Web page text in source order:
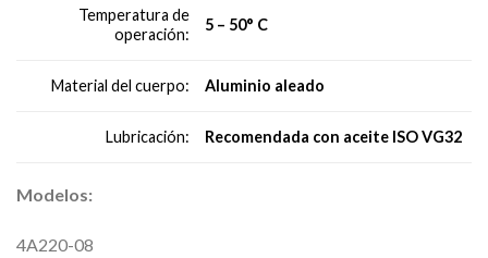
Temperatura de
operación:
5 – 50° C
Material del cuerpo: Aluminio aleado
Lubricación: Recomendada con aceite ISO VG32
Modelos:
4A220-08